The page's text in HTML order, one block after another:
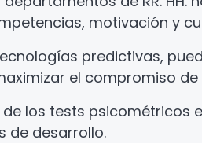
motivación y
predictivas,
el compromiso
los tests psicométricos
de desarrollo.